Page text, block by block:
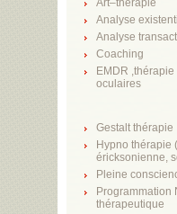
Art–thérapie
Analyse
Analyse
Coaching
EMDR
oculaires
Gestalt thérapie
Hypno thérapie
éricksonienne,
Pleine
Programmation
thérapeutique